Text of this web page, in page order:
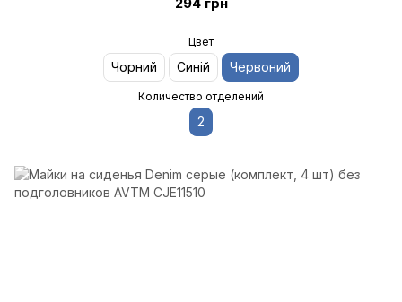
Цвет
Чорний Синій Червоний
Количество отделений
2